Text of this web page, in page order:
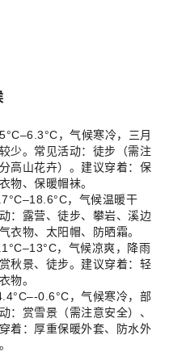
，气候寒冷，三月
少。常见活动：徒步（需注
高山花卉）。建议穿着：保
物、保暖帽袜。
，气候温暖干
：露营、徒步、攀岩、溪边
衣物、太阳帽、防晒霜。
，气候凉爽，降雨
秋景、徒步。建议穿着：轻
物。
0.6°C，气候寒冷，部
：赏雪景（需注意安全）、
着：厚重保暖外套、防水外